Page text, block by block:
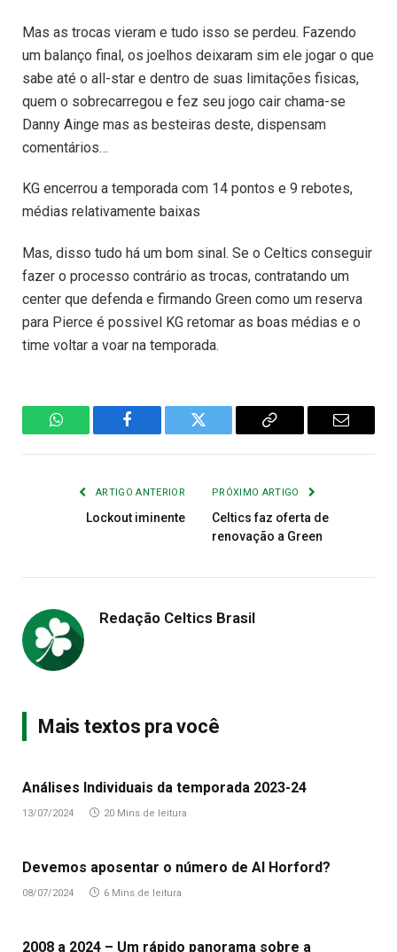
Mas as trocas vieram e tudo isso se perdeu. Fazendo
um balanço final, os joelhos deixaram sim ele jogar o que
sabe até o all-star e dentro de suas limitações fisicas,
quem o sobrecarregou e fez seu jogo cair chama-se
Danny Ainge mas as besteiras deste, dispensam
comentários…
KG encerrou a temporada com 14 pontos e 9 rebotes,
médias relativamente baixas
Mas, disso tudo há um bom sinal. Se o Celtics conseguir
fazer o processo contrário as trocas, contratando um
center que defenda e firmando Green como um reserva
para Pierce é possivel KG retomar as boas médias e o
time voltar a voar na temporada.
WhatsAppFacebook Twitter
Copiar
E-
ARTIGO ANTERIOR
Lockout iminente
PRÓXIMO ARTIGO
Celtics faz oferta de
renovação a Green
Redação Celtics Brasil
Mais textos pra você
Análises Individuais da temporada 2023-24
13/07/2024 20 Mins de leitura
Devemos aposentar o número de Al Horford?
08/07/2024 6 Mins de leitura
2008 a 2024 – Um rápido panorama sobre a